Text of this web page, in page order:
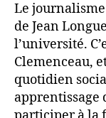
Le
de Jean
l’université.
Clemenceau,
quotidien
apprentissage